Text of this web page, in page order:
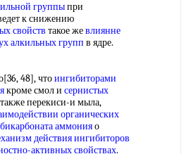
группыпри
к снижению
свойств такое жевлиянне
алкильных групп в ядре.
48], чтоингибиторами
кроме смол и сернистых
перекиси-и мыла,
органических
бикарбоната аммонияо
действия ингибиторов
активных свойствах.